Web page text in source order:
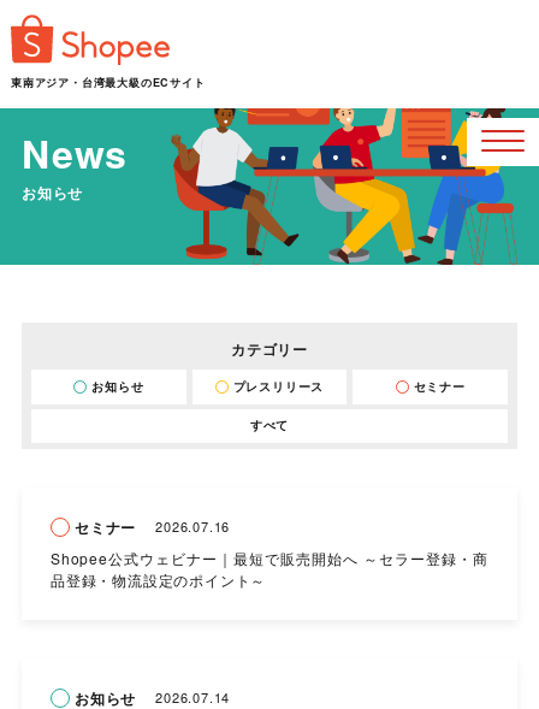
東南アジア・台湾最大級のECサイト
News
お知らせ
カテゴリー
お知らせ プレスリリース セミナー
すべて
セミナー 2026.07.16
Shopee公式ウェビナー｜最短で販売開始へ ～セラー登録・商
品登録・物流設定のポイント～
お知らせ 2026.07.14